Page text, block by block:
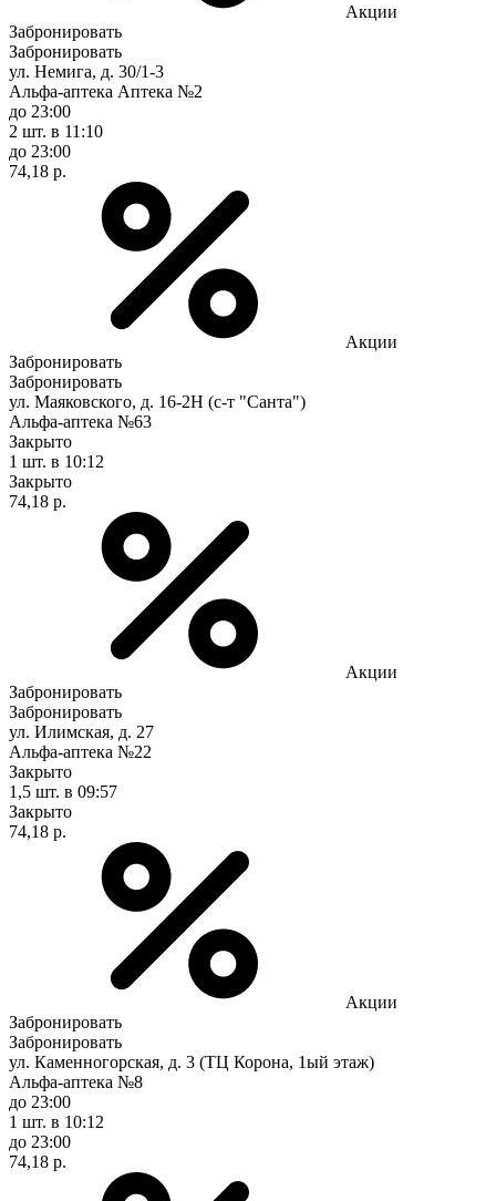
Акции
Забронировать
Забронировать
ул. Немига, д. 30/1-3
Альфа-аптека Аптека №2
до 23:00
2 шт. в 11:10
до 23:00
74,18 р.
Акции
Забронировать
Забронировать
ул. Маяковского, д. 16-2Н (с-т "Санта")
Альфа-аптека №63
Закрыто
1 шт. в 10:12
Закрыто
74,18 р.
Акции
Забронировать
Забронировать
ул. Илимская, д. 27
Альфа-аптека №22
Закрыто
1,5 шт. в 09:57
Закрыто
74,18 р.
Акции
Забронировать
Забронировать
ул. Каменногорская, д. 3 (ТЦ Корона, 1ый этаж)
Альфа-аптека №8
до 23:00
1 шт. в 10:12
до 23:00
74,18 р.